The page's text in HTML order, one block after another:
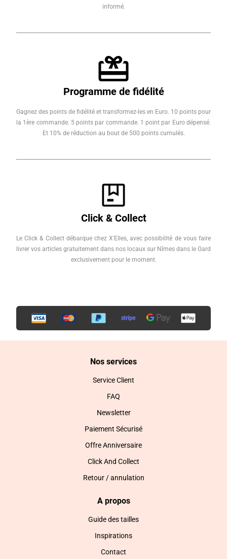
informé.
Programme de fidélité
Gagnez des points de fidélité et transformez-les en Euro. 10 points pour
la 1ère commande. 5 points par commande. 1 point par Euro dépensé.
Et 10% de réduction au bout de 500 points cumulés.
Click & Collect
Le Click & Collect débarque chez X'Elles, avec possibilité de vous faire
livrer vos articles gratuitement dans nos locaux sur Nîmes dans le Gard
exclusivement pour le moment.
Nos services
Service Client
FAQ
Newsletter
Paiement Sécurisé
Offre Anniversaire
Click And Collect
Retour / annulation
A propos
Guide des tailles
Inspirations
Contact